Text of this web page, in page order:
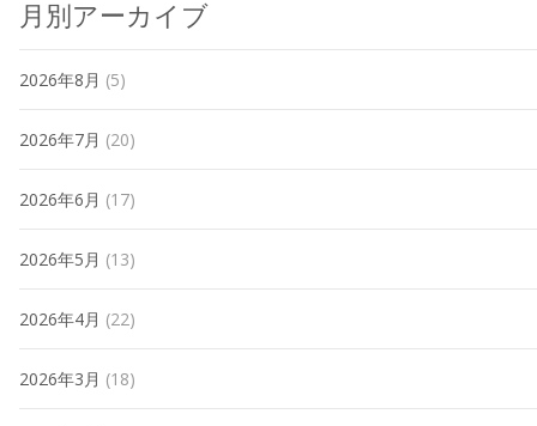
月別アーカイブ
2026年8月 (5)
2026年7月 (20)
2026年6月 (17)
2026年5月 (13)
2026年4月 (22)
2026年3月 (18)